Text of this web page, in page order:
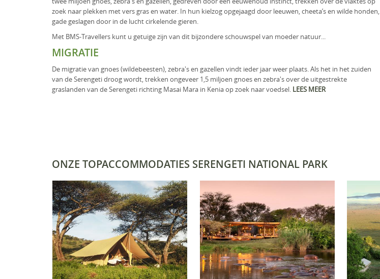
zoek naar plekken met vers gras en water. In hun kielzog opgejaagd door leeuwen, cheeta’s en wilde honden,
gade geslagen door in de lucht cirkelende gieren.
Met BMS-Travellers kunt u getuige zijn van dit bijzondere schouwspel van moeder natuur...
MIGRATIE
De migratie van gnoes (wildebeesten), zebra's en gazellen vindt ieder jaar weer plaats. Als het in het zuiden
van de Serengeti droog wordt, trekken ongeveer 1,5 miljoen gnoes en zebra's over de uitgestrekte
graslanden van de Serengeti richting Masai Mara in Kenia op zoek naar voedsel. LEES MEER
ONZE TOPACCOMMODATIES SERENGETI NATIONAL PARK